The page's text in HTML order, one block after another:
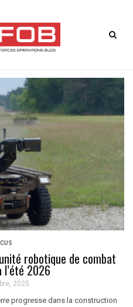
robotique de combat
2026
2025
progresse dans la construction